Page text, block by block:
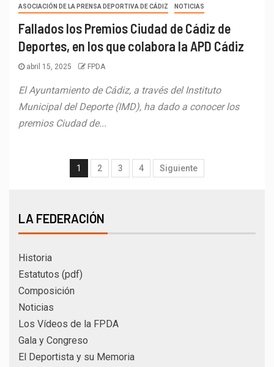
ASOCIACIÓN DE LA PRENSA DEPORTIVA DE CÁDIZ NOTICIAS
Fallados los Premios Ciudad de Cádiz de
Deportes, en los que colabora la APD Cádiz
abril 15, 2025 FPDA
El Ayuntamiento de Cádiz, a través del Instituto
Municipal del Deporte (IMD), ha dado a conocer los
premios Ciudad de...
1 2 3 4 Siguiente
LA FEDERACIÓN
Historia
Estatutos (pdf)
Composición
Noticias
Los Vídeos de la FPDA
Gala y Congreso
El Deportista y su Memoria